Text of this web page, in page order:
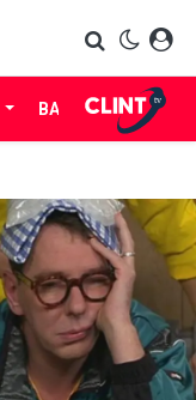
BABES LIFE